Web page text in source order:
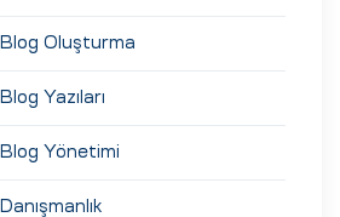
Blog Oluşturma
Blog Yazıları
Blog Yönetimi
Danışmanlık